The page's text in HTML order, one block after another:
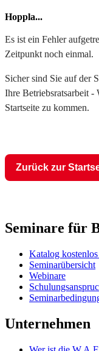
Hoppla...
Es ist ein Fehler
Zeitpunkt noch einmal.
Sicher sind Sie auf der
Ihre Betriebsratsarbeit
Startseite zu kommen.
Zurück zur
Seminare für
Katalog kostenlos
Seminarübersicht
Webinare
Unternehmen